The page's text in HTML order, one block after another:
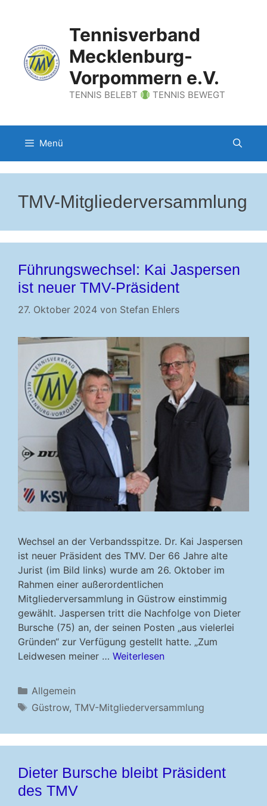
Tennisverband
Mecklenburg-
Vorpommern e.V.
TENNIS BELEBT TENNIS BEWEGT
Menü
TMV-Mitgliederversammlung
Führungswechsel: Kai Jaspersen
ist neuer TMV-Präsident
27. Oktober 2024 von Stefan Ehlers
Wechsel an der Verbandsspitze. Dr. Kai Jaspersen
ist neuer Präsident des TMV. Der 66 Jahre alte
Jurist (im Bild links) wurde am 26. Oktober im
Rahmen einer außerordentlichen
Mitgliederversammlung in Güstrow einstimmig
gewählt. Jaspersen tritt die Nachfolge von Dieter
Bursche (75) an, der seinen Posten „aus vielerlei
Gründen“ zur Verfügung gestellt hatte. „Zum
Leidwesen meiner … Weiterlesen
Kategorien
Allgemein
Schlagwörter
Güstrow, TMV-Mitgliederversammlung
Dieter Bursche bleibt Präsident
des TMV